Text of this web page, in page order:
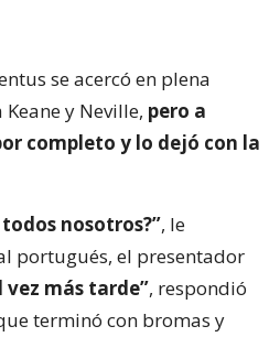
se acercó en plena
y Neville, pero a
completo y lo dejó con la
nosotros?”, le
portugués, el presentador
vez más tarde”, respondió
terminó con bromas y